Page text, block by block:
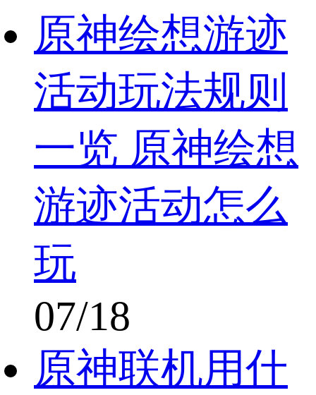
原神绘想游迹
活动玩法规则
一览 原神绘想
游迹活动怎么
玩
07/18
原神联机用什